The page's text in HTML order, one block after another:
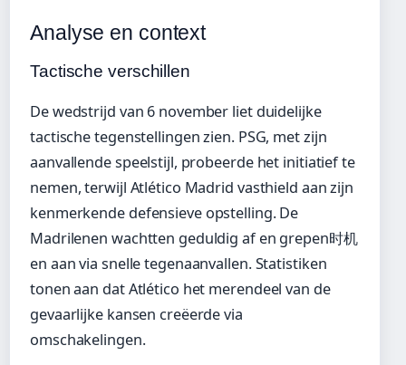
Analyse en context
Tactische verschillen
De wedstrijd van 6 november liet duidelijke
tactische tegenstellingen zien. PSG, met zijn
aanvallende speelstijl, probeerde het initiatief te
nemen, terwijl Atlético Madrid vasthield aan zijn
kenmerkende defensieve opstelling. De
Madrilenen wachtten geduldig af en grepen时机
en aan via snelle tegenaanvallen. Statistiken
tonen aan dat Atlético het merendeel van de
gevaarlijke kansen creëerde via
omschakelingen.